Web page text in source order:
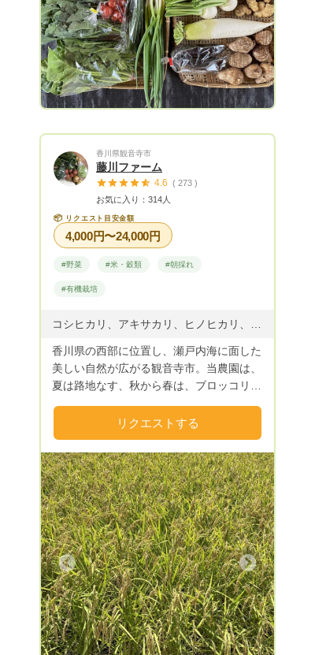
香川県観音寺市
藤川ファーム
4.6 ( 273 )
お気に入り：314人
📦 リクエスト目安金額
4,000円〜24,000円
#野菜 #米・穀類 #朝採れ
#有機栽培
香川県の西部に位置し、瀬戸内海に面した
美しい自然が広がる観音寺市。当農園は、
夏は路地なす、秋から春は、ブロッコリー
栽培しております。藤川ファームは代表夫
妻と、両親、パート2名で総面積4ヘクター
ルの農地で栽培しています。有機肥料や、
減農薬にこだわた手間を惜しまない農法で
作物を育てています。安心安全を第一に頑
張っていますので、よろしくお願いしま
す。
リクエストする
Next